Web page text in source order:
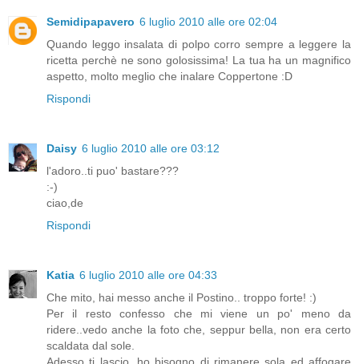
Semidipapavero 6 luglio 2010 alle ore 02:04
Quando leggo insalata di polpo corro sempre a leggere la
ricetta perchè ne sono golosissima! La tua ha un magnifico
aspetto, molto meglio che inalare Coppertone :D
Rispondi
Daisy 6 luglio 2010 alle ore 03:12
l'adoro..ti puo' bastare???
:-)
ciao,de
Rispondi
Katia 6 luglio 2010 alle ore 04:33
Che mito, hai messo anche il Postino.. troppo forte! :)
Per il resto confesso che mi viene un po' meno da
ridere..vedo anche la foto che, seppur bella, non era certo
scaldata dal sole.